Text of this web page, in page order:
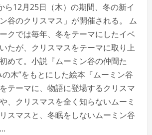
ら12月25日（木）の期間、冬の新イ
谷のクリスマス」が開催される。 ム
クでは毎年、冬をテーマにしたイベ
たが、クリスマスをテーマに取り上
めて。小説『ムーミン谷の仲間た
の木”をもとにした絵本『ムーミン谷
テーマに、物語に登場するクリスマ
、クリスマスを全く知らないムーミ
スマスと、冬眠をしないムーミン谷